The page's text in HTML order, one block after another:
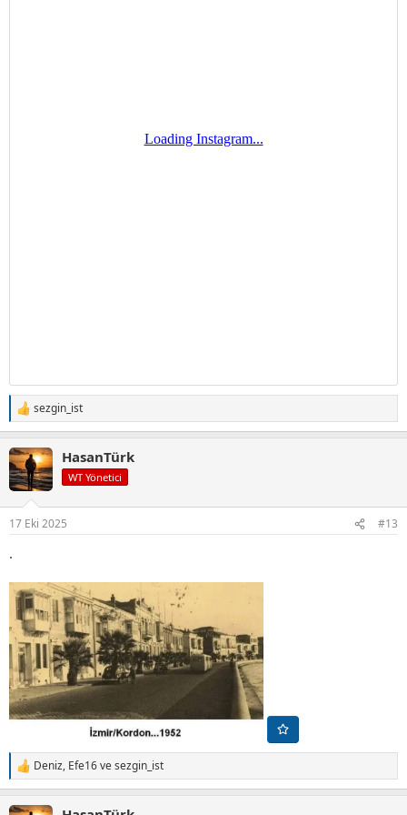
T
e
k
i
l
:
sezgin_ist
HasanTürk
WT Yönetici
17 Eki 2025 #13
.
T
e
Deniz, Efe16vesezgin_ist